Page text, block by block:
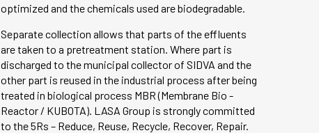
optimized and the chemicals used are biodegradable.
Separate collection allows that parts of the effluents
are taken to a pretreatment station. Where part is
discharged to the municipal collector of SIDVA and the
other part is reused in the industrial process after being
treated in biological process MBR (Membrane Bio -
Reactor / KUBOTA). LASA Group is strongly committed
to the 5Rs – Reduce, Reuse, Recycle, Recover, Repair.